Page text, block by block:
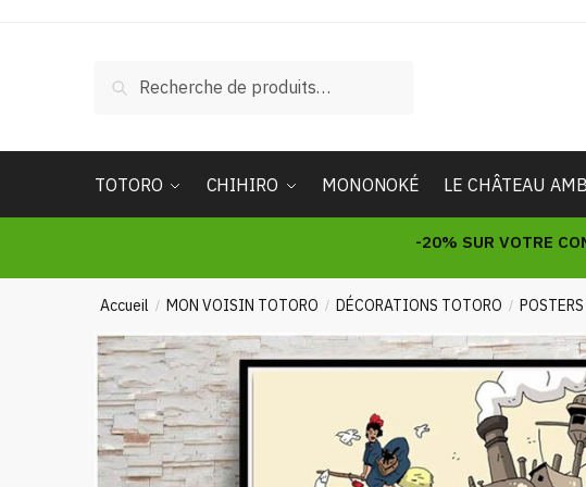
pour :
Recherche
TOTORO CHIHIRO MONONOKÉ LE CHÂTEAU
-20% SUR VOTRE
Accueil / MON VOISIN TOTORO / DÉCORATIONS TOTORO /